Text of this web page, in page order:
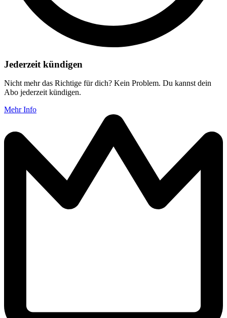
Jederzeit kündigen
Nicht mehr das Richtige für dich? Kein Problem. Du kannst dein
Abo jederzeit kündigen.
Mehr Info